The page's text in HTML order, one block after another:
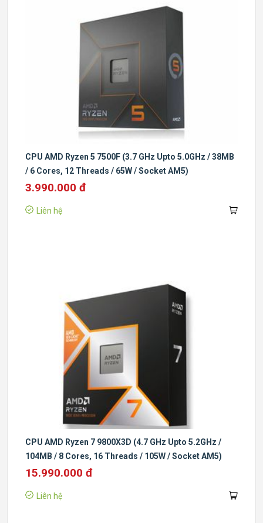
CPU AMD Ryzen 5 7500F (3.7 GHz Upto 5.0GHz / 38MB
/ 6 Cores, 12 Threads / 65W / Socket AM5)
3.990.000 đ
Liên hệ
CPU AMD Ryzen 7 9800X3D (4.7 GHz Upto 5.2GHz /
104MB / 8 Cores, 16 Threads / 105W / Socket AM5)
15.990.000 đ
Liên hệ